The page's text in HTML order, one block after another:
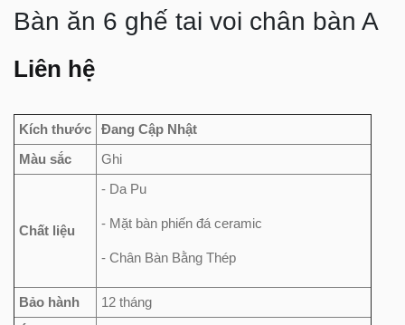
Bàn ăn 6 ghế tai voi chân bàn A
Liên hệ
Kích thước
Đang Cập Nhật
Màu sắc
Ghi
Chất liệu
- Da Pu
- Mặt bàn phiến đá ceramic
- Chân Bàn Bằng Thép
Bảo hành
12 tháng